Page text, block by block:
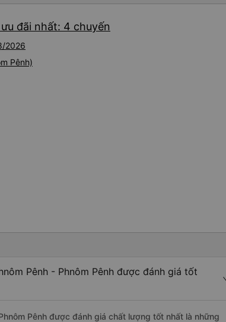
đãi nhất: 4 chuyến
2026
Pênh)
Pênh - Phnôm Pênh được đánh giá tốt
Pênh được đánh giá chất lượng tốt nhất là những